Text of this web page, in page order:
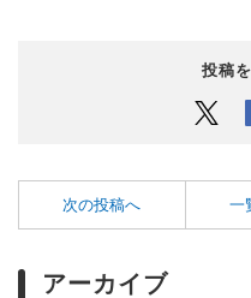
投稿
次の投稿へ 一
アーカイブ